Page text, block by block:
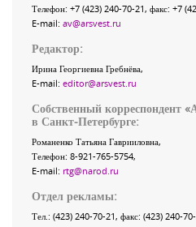
Телефон: +7 (423) 240-70-21, факс: +7
E-mail: av@arsvest.ru
Редактор:
Ирина Георгиевна Гребнёва,
E-mail: editor@arsvest.ru
Собственный корреспондент
в Санкт-Петербурге:
Романенко Татьяна Гаврииловна,
Телефон: 8-921-765-5754,
E-mail: rtg@narod.ru
Отдел рекламы:
Тел.: (423) 240-70-21, факс: (423) 240-